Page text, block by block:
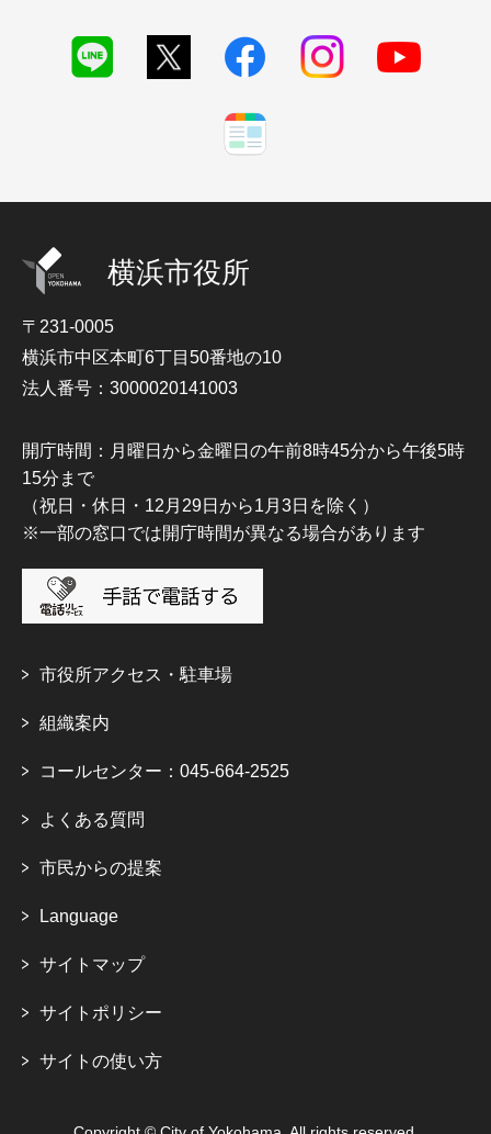
横浜市役所
〒231-0005
横浜市中区本町6丁目50番地の10
法人番号：3000020141003
開庁時間：月曜日から金曜日の午前8時45分から午後5時
15分まで
（祝日・休日・12月29日から1月3日を除く）
※一部の窓口では開庁時間が異なる場合があります
市役所アクセス・駐車場
組織案内
コールセンター：045-664-2525
よくある質問
市民からの提案
Language
サイトマップ
サイトポリシー
サイトの使い方